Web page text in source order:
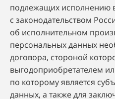
подлежащих исполнению
с законодательством
об исполнительном
персональных данных
договора, стороной
выгодоприобретателем
по которому является
данных, а также для